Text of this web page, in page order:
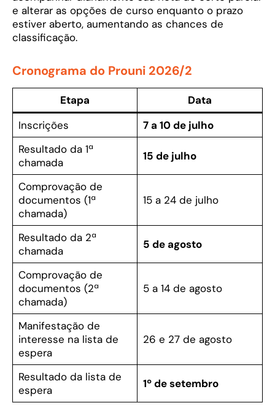
e alterar as opções de curso enquanto o prazo
estiver aberto, aumentando as chances de
classificação.
Cronograma do Prouni 2026/2
Etapa
Data
Inscrições
7 a 10 de julho
Resultado da 1ª
chamada
15 de julho
Comprovação de
documentos (1ª
chamada)
15 a 24 de julho
Resultado da 2ª
chamada
5 de agosto
Comprovação de
documentos (2ª
chamada)
5 a 14 de agosto
Manifestação de
interesse na lista de
espera
26 e 27 de agosto
Resultado da lista de
espera
1º de setembro